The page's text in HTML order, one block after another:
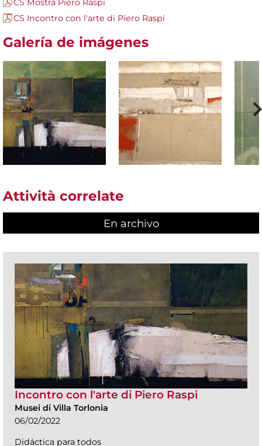
CS Mostra Piero Raspi
CS Incontro con l'arte di Piero Raspi
Galería de imágenes
Attività correlate
En archivo
Incontro con l'arte di Piero Raspi
Musei di Villa Torlonia
06/02/2022
Didáctica para todos